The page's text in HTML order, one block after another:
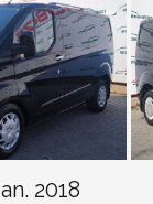
Ford Custum an. 2018